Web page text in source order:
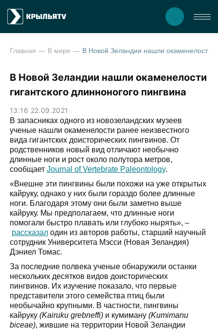
Главная В мире
В Новой Зеландии нашли окаменелости
гигантского длинноногого пингвина
13:16 22.09.2021
В запасниках одного из новозеландских музеев
ученые нашли окаменелости ранее неизвестного
вида гигантских доисторических пингвинов. От
родственников новый вид отличают необычно
длинные ноги и рост около полутора метров,
сообщает Journal of Vertebrate Paleontology.
«Внешне эти пингвины были похожи на уже открытых
кайруку, однако у них были гораздо более длинные
ноги. Благодаря этому они были заметно выше
кайруку. Мы предполагаем, что длинные ноги
помогали быстро плавать или глубоко нырять», –
рассказал один из авторов работы, старший научный
сотрудник Университета Мэсси (Новая Зеландия)
Дэниел Томас.
За последние полвека ученые обнаружили останки
нескольких десятков видов доисторических
пингвинов. Их изучение показало, что первые
представители этого семейства птиц были
необычайно крупными. В частности, пингвины
кайруку (Kairuku grebneffi) и кумиману (Kumimanu
biceae), жившие на территории Новой Зеландии